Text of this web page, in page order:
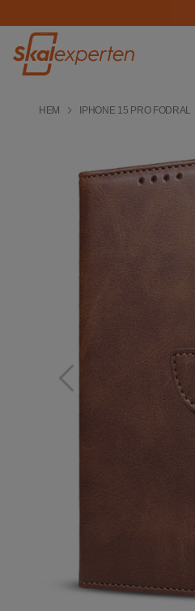
HEM IPHONE 15 PRO FODRAL